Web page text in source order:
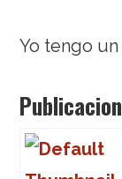
Yo tengo